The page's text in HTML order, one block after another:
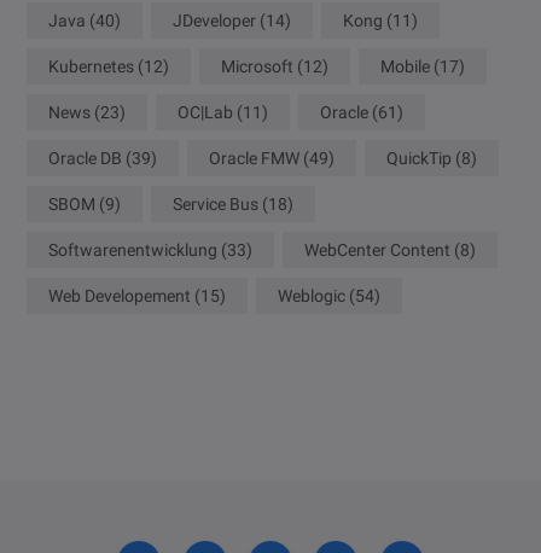
Java (40) JDeveloper (14) Kong (11)
Kubernetes (12) Microsoft (12) Mobile (17)
News (23) OC|Lab (11) Oracle (61)
Oracle DB (39) Oracle FMW (49) QuickTip (8)
SBOM (9) Service Bus (18)
Softwarenentwicklung (33) WebCenter Content (8)
Web Developement (15) Weblogic (54)